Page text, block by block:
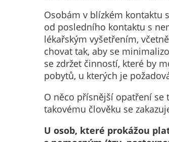
Osobám v blízkém kontaktu
od posledního kontaktu s
lékařským vyšetřením,
chovat tak, aby se
se zdržet činností, které by
pobytů, u kterých je
O něco přísnější opatření se
takovému člověku se
U osob, které prokážou